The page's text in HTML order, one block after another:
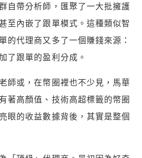
自帶分析師，匯聚了一大批擁護
至內嵌了跟單模式。這種類似智
的代理商又多了一個賺錢來源：
了跟單的盈利分成。
師或，在幣圈裡也不少見，馬華
著高顏值、技術高超標籤的幣圈
眼的收益數據背後，其實是整個